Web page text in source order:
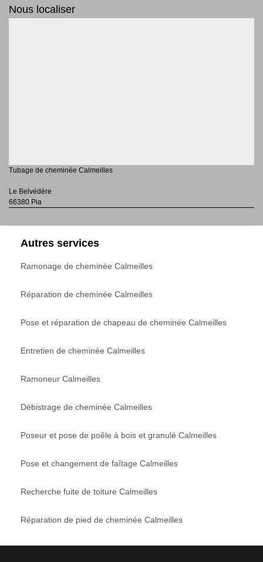
Nous localiser
Tubage de cheminée Calmeilles
Le Belvédère
66380 Pia
Autres services
Ramonage de cheminée Calmeilles
Réparation de cheminée Calmeilles
Pose et réparation de chapeau de cheminée Calmeilles
Entretien de cheminée Calmeilles
Ramoneur Calmeilles
Débistrage de cheminée Calmeilles
Poseur et pose de poêle à bois et granulé Calmeilles
Pose et changement de faîtage Calmeilles
Recherche fuite de toiture Calmeilles
Réparation de pied de cheminée Calmeilles